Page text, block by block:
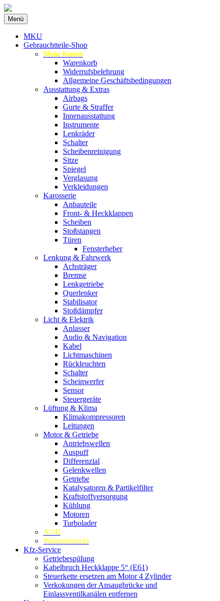
MKU Autoteile
Ersatzteile
Menü Zum
Inhalt
springen
MKU
Gebrauchtteile-Shop
Mein Konto
Warenkorb
Widerrufsbelehrung
Allgemeine Geschäftsbedingungen
Ausstattung & Extras
Airbags
Gurte & Straffer
Innenausstattung
Instrumente
Lenkräder
Schalter
Scheibenreinigung
Sitze
Spiegel
Verglasung
Verkleidungen
Karosserie
Anbauteile
Front- & Heckklappen
Scheiben
Stoßstangen
Türen
Fensterheber
Lenkung & Fahrwerk
Achsträger
Bremse
Lenkgetriebe
Querlenker
Stabilisator
Stoßdämpfer
Licht & Elektrik
Anlasser
Audio & Navigation
Kabel
Lichtmaschinen
Rückleuchten
Schalter
Scheinwerfer
Sensor
Steuergeräte
Lüftung & Klima
Klimakompressoren
Leitungen
Motor & Getriebe
Antriebswellen
Auspuff
Differenzial
Gelenkwellen
Getriebe
Katalysatoren & Partikelfilter
Kraftstoffversorgung
Kühlung
Motoren
Turbolader
AGB
Widerrufsrecht
Kfz-Service
Getriebespülung
Kabelbruch Heckklappe 5“ (E61)
Steuerkette ersetzen am Motor 4 Zylinder
Verkokungen der Ansaugbrücke und
Einlassventilkanälen entfernen